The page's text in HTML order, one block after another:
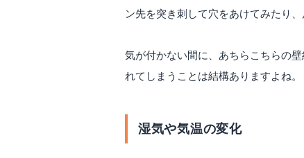
ン先を突き刺して穴をあけてみたり、
気が付かない間に、あちらこちらの
れてしまうことは結構ありますよね。
湿気や気温の変化